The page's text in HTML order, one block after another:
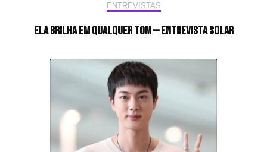
ENTREVISTAS
Ela brilha em qualquer tom — Entrevista Solar